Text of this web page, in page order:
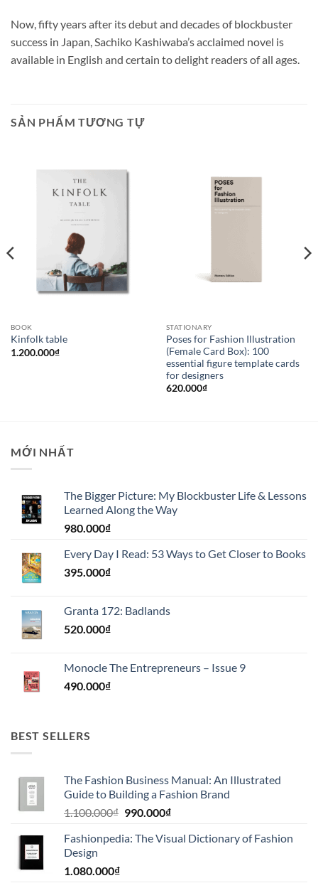
Now, fifty years after its debut and decades of blockbuster
success in Japan, Sachiko Kashiwaba’s acclaimed novel is
available in English and certain to delight readers of all ages.
SẢN PHẨM TƯƠNG TỰ
BOOK
Kinfolk table
1.200.000₫
STATIONARY
Poses for Fashion Illustration
(Female Card Box): 100
essential figure template cards
for designers
620.000₫
MỚI NHẤT
The Bigger Picture: My Blockbuster Life & Lessons
Learned Along the Way
980.000₫
Every Day I Read: 53 Ways to Get Closer to Books
395.000₫
Granta 172: Badlands
520.000₫
Monocle The Entrepreneurs – Issue 9
490.000₫
BEST SELLERS
The Fashion Business Manual: An Illustrated
Guide to Building a Fashion Brand
1.100.000₫ Giá
là:
990.000₫Giá
tại
Fashionpedia: The Visual Dictionary of Fashion
Design
1.080.000₫